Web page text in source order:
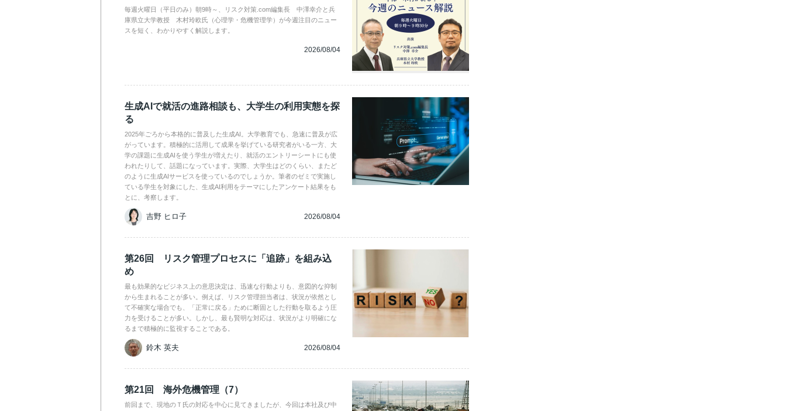
毎週火曜日（平日のみ）朝9時～、リスク対策.com編集長 中澤幸介と兵
庫県立大学教授 木村玲欧氏（心理学・危機管理学）が今週注目のニュー
スを短く、わかりやすく解説します。
2026/08/04
生成AIで就活の進路相談も、大学生の利用実態を探
る
2025年ごろから本格的に普及した生成AI。大学教育でも、急速に普及が広
がっています。積極的に活用して成果を挙げている研究者がいる一方、大
学の課題に生成AIを使う学生が増えたり、就活のエントリーシートにも使
われたりして、話題になっています。実際、大学生はどのくらい、またど
のように生成AIサービスを使っているのでしょうか。筆者のゼミで実施し
ている学生を対象にした、生成AI利用をテーマにしたアンケート結果をも
とに、考察します。
吉野 ヒロ子 2026/08/04
第26回 リスク管理プロセスに「追跡」を組み込
め
最も効果的なビジネス上の意思決定は、迅速な行動よりも、意図的な抑制
から生まれることが多い。例えば、リスク管理担当者は、状況が依然とし
て不確実な場合でも、「正常に戻る」ために断固とした行動を取るよう圧
力を受けることが多い。しかし、最も賢明な対応は、状況がより明確にな
るまで積極的に監視することである。
鈴木 英夫 2026/08/04
第21回 海外危機管理（7）
前回まで、現地のＴ氏の対応を中心に見てきましたが、今回は本社及び中